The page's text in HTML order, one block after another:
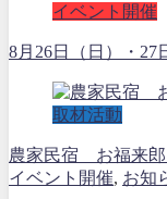
イベント開催
8月26日（日）・27
取材活動
農家民宿 お福来郎
イベント開催, お知